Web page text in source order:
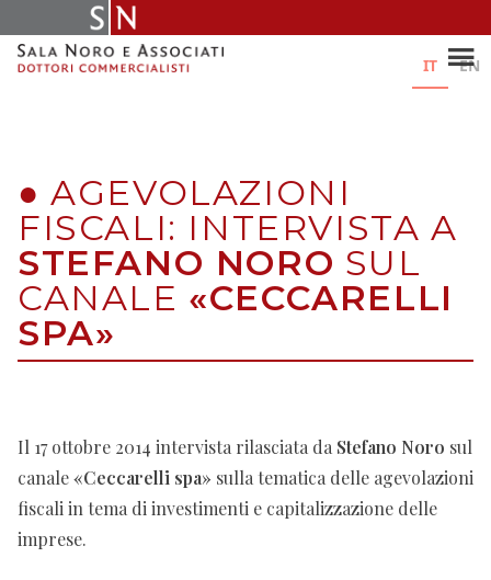
to
content
IT EN
● AGEVOLAZIONI
FISCALI: INTERVISTA A
STEFANO NORO SUL
CANALE «CECCARELLI
SPA»
Il 17 ottobre 2014 intervista rilasciata da Stefano Noro sul
canale«Ceccarelli spa» sulla tematica delle agevolazioni
fiscali in tema di investimenti e capitalizzazione delle
imprese.